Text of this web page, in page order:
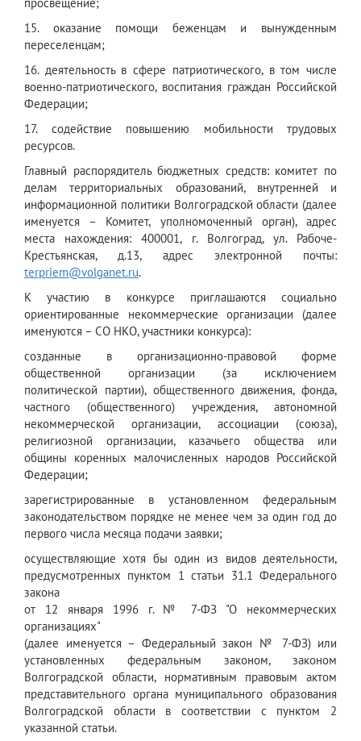
15. оказание помощи беженцам и вынужденным
переселенцам;
16. деятельность в сфере патриотического, в том числе
военно-патриотического, воспитания граждан Российской
Федерации;
17. содействие повышению мобильности трудовых
ресурсов.
Главный распорядитель бюджетных средств: комитет по
делам территориальных образований, внутренней и
информационной политики Волгоградской области (далее
именуется – Комитет, уполномоченный орган), адрес
места нахождения: 400001, г. Волгоград, ул. Рабоче-
Крестьянская, д.13, адрес электронной почты:
terpriem@volganet.ru.
К участию в конкурсе приглашаются социально
ориентированные некоммерческие организации (далее
именуются – СО НКО, участники конкурса):
созданные в организационно-правовой форме
общественной организации (за исключением
политической партии), общественного движения, фонда,
частного (общественного) учреждения, автономной
некоммерческой организации, ассоциации (союза),
религиозной организации, казачьего общества или
общины коренных малочисленных народов Российской
Федерации;
зарегистрированные в установленном федеральным
законодательством порядке не менее чем за один год до
первого числа месяца подачи заявки;
осуществляющие хотя бы один из видов деятельности,
предусмотренных пунктом 1 статьи 31.1 Федерального
закона
от 12 января 1996 г. № 7-ФЗ "О некоммерческих
организациях"
(далее именуется – Федеральный закон № 7-ФЗ) или
установленных федеральным законом, законом
Волгоградской области, нормативным правовым актом
представительного органа муниципального образования
Волгоградской области в соответствии с пунктом 2
указанной статьи.